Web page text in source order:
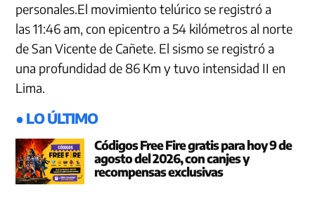
personales.El movimiento telúrico se registró a
las 11:46 am, con epicentro a 54 kilómetros al norte
de San Vicente de Cañete. El sismo se registró a
una profundidad de 86 Km y tuvo intensidad II en
Lima.
● LO ÚLTIMO
Códigos Free Fire gratis para hoy 9 de
agosto del 2026, con canjes y
recompensas exclusivas